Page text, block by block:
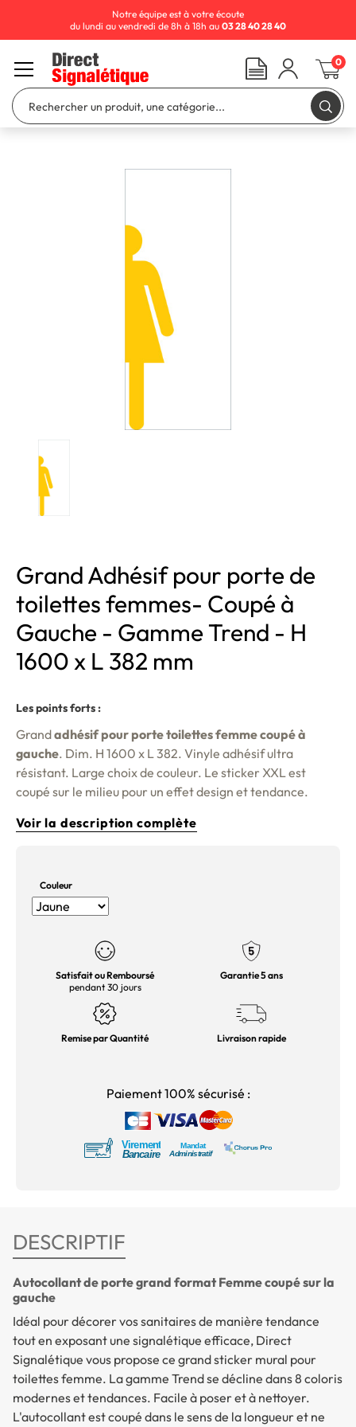
Grand Adhésif pour porte de
toilettes femmes- Coupé à
Gauche - Gamme Trend - H
1600 x L 382 mm
Les points forts :
Grandadhésif pour porte toilettes femme coupé à
gauche. Dim. H 1600 x L 382. Vinyle adhésif ultra
résistant. Large choix de couleur. Le sticker XXL est
coupé sur le milieu pour un effet design et tendance.
Voir la description complète
Couleur
Satisfait ou Remboursé
pendant 30 jours
Garantie 5 ans
Remise par Quantité Livraison rapide
Paiement 100% sécurisé :
DESCRIPTIF
Autocollant de porte grand format Femme coupé sur la
gauche
Idéal pour décorer vos sanitaires de manière tendance
tout en exposant une signalétique efficace, Direct
Signalétique vous propose ce grand sticker mural pour
toilettes femme. La gamme Trend se décline dans 8 coloris
modernes et tendances. Facile à poser et à nettoyer.
L'autocollant est coupé dans le sens de la longueur et ne
Notre équipe est à votre écoute
du lundi au vendredi de 8h à 18h au 03 28 40 28 40
0